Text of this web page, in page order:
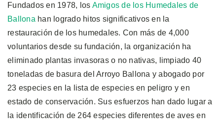
Fundados en 1978, los Amigos de los Humedales de
Ballona han logrado hitos significativos en la
restauración de los humedales. Con más de 4,000
voluntarios desde su fundación, la organización ha
eliminado plantas invasoras o no nativas, limpiado 40
toneladas de basura del Arroyo Ballona y abogado por
23 especies en la lista de especies en peligro y en
estado de conservación. Sus esfuerzos han dado lugar a
la identificación de 264 especies diferentes de aves en